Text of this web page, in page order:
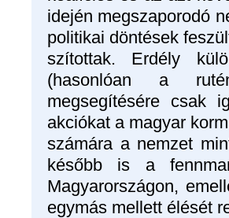
idején megszaporodó
politikai döntések
szítottak. Erdély
(hasonlóan a
megsegítésére csak
akciókat a magyar
számára a nemzet
később is a
Magyarországon,
egymás mellett élését